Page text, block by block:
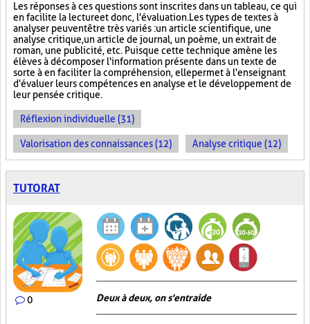
Les réponses à ces questions sont inscrites dans un tableau, ce qui
en facilite la lecture et donc, l'évaluation. Les types de textes à
analyser peuvent être très variés : un article scientifique, une
analyse critique, un article de journal, un poème, un extrait de
roman, une publicité, etc. Puisque cette technique amène les
élèves à décomposer l'information présente dans un texte de
sorte à en faciliter la compréhension, elle permet à l'enseignant
d'évaluer leurs compétences en analyse et le développement de
leur pensée critique.
Réflexion individuelle (31)
Valorisation des connaissances (12) Analyse critique (12)
TUTORAT
0 Deux à deux, on s'entraide